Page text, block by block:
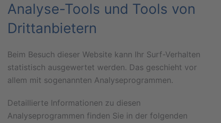
Analyse-Tools und Tools von
Dritt­anbietern
Beim Besuch dieser Website kann Ihr Surf-Verhalten
statistisch ausgewertet werden. Das geschieht vor
allem mit sogenannten Analyseprogrammen.
Detaillierte Informationen zu diesen
Analyseprogrammen finden Sie in der folgenden